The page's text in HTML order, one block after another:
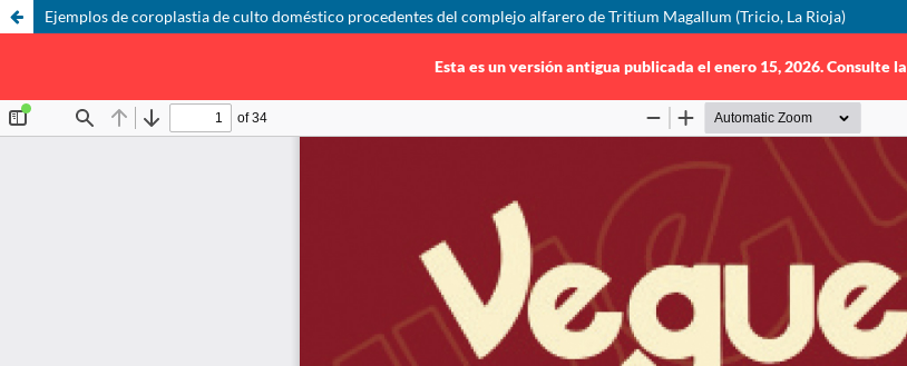
Ejemplos de coroplastia de culto doméstico procedentes del complejo alfarero de Tritium Magallum (Tricio, La Rioja)
Esta es un versión antigua publicada el enero 15, 2026. Consulte la